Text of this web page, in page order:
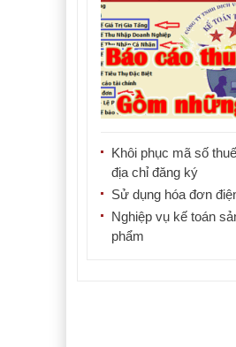
Khôi phục mã số
địa chỉ đăng ký
Sử dụng hóa đơn
Nghiệp vụ kế toán
phẩm